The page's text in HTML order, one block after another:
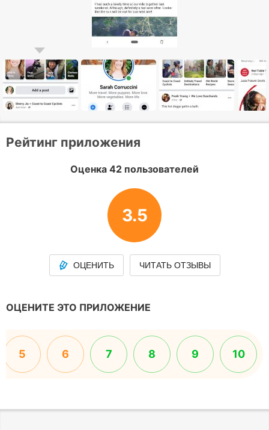
Рейтинг приложения
Оценка 42 пользователей
3.5
ОЦЕНИТЬ ЧИТАТЬ ОТЗЫВЫ
ОЦЕНИТЕ ЭТО ПРИЛОЖЕНИЕ
5 6 7 8 9 10